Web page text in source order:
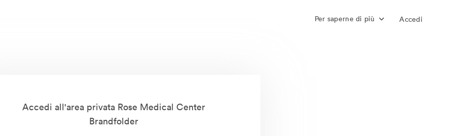
Per saperne di più Accedi
Accedi all'area privata Rose Medical Center
Brandfolder